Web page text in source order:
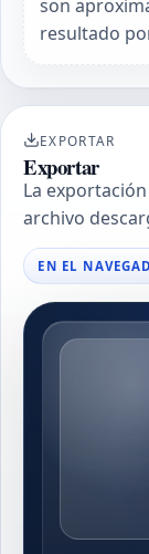
son
resultado
EXPORTAR
Exportar
La
archivo
EN EL